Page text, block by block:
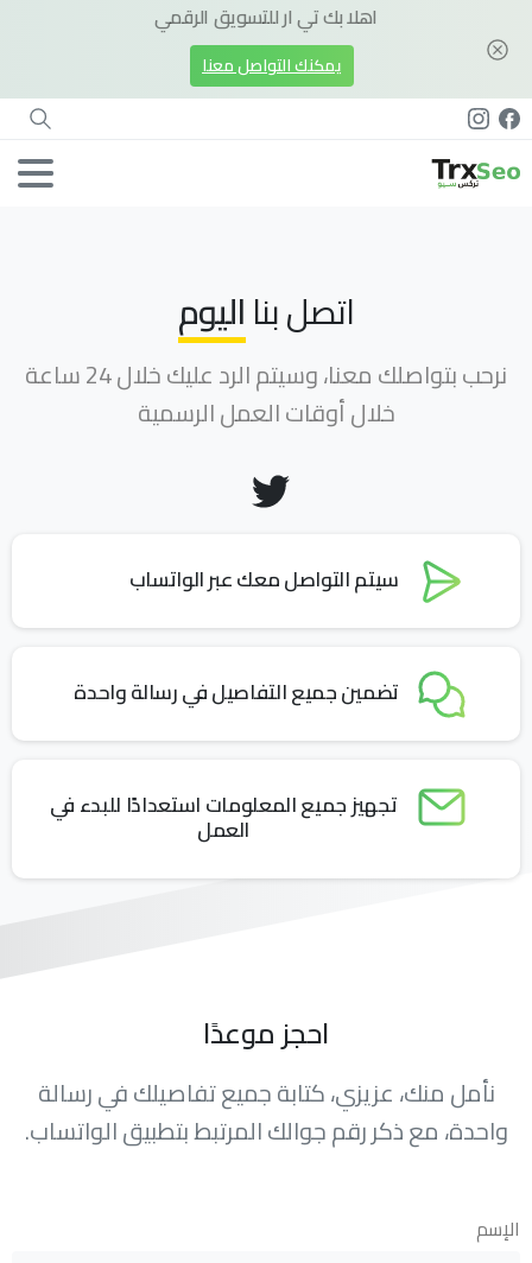
اهلا بك تي ار للتسويق الرقمي
يمكنك التواصل معنا
اتصل بنااليوم
نرحب بتواصلك معنا، وسيتم الرد عليك خلال 24 ساعة
خلال أوقات العمل الرسمية
سيتم التواصل معك عبر الواتساب
تضمين جميع التفاصيل في رسالة واحدة
تجهيز جميع المعلومات استعدادًا للبدء في
العمل
احجز موعدًا
نأمل منك، عزيزي، كتابة جميع تفاصيلك في رسالة
واحدة، مع ذكر رقم جوالك المرتبط بتطبيق الواتساب.
الإسم